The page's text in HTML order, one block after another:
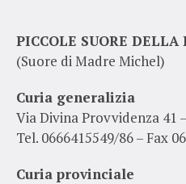
PICCOLE SUORE
(Suore di Madre Michel)
Curia generalizia
Via Divina Provvidenza 41
Tel. 0666415549/86 – Fax
Curia provinciale